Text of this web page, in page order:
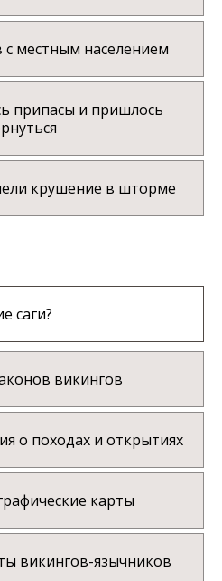
местным населением
припасы и пришлось
крушение в шторме
саги?
викингов
о походах и открытиях
карты
викингов-язычников